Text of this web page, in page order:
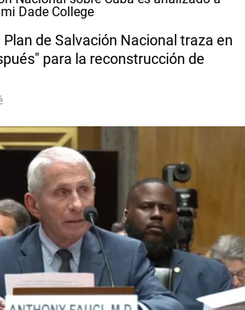
Plan de Salvación Nacional traza en
para la reconstrucción de